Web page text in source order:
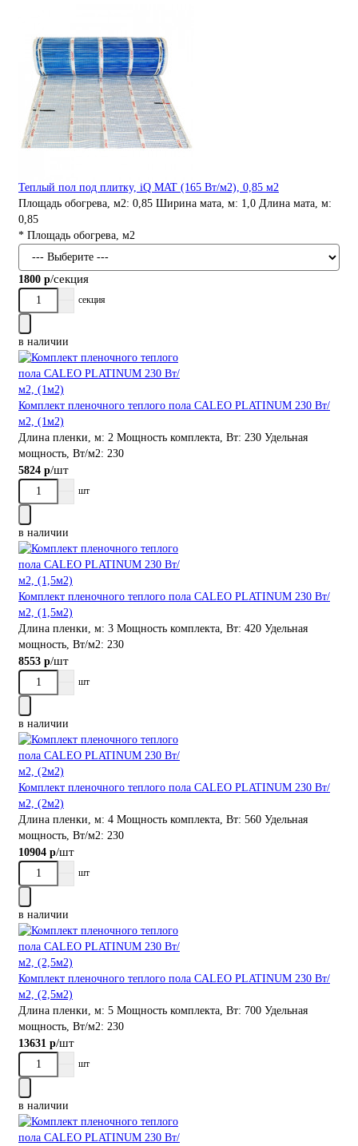
Теплый пол под плитку, iQ MAT (165 Вт/м2), 0,85 м2
Площадь обогрева, м2: 0,85 Ширина мата, м: 1,0 Длина мата, м:
0,85
* Площадь обогрева, м2
1800 р/секция
секция
в наличии
Комплект пленочного теплого пола CALEO PLATINUM 230 Вт/
м2, (1м2)
Длина пленки, м: 2 Мощность комплекта, Вт: 230 Удельная
мощность, Вт/м2: 230
5824 р/шт
шт
в наличии
Комплект пленочного теплого пола CALEO PLATINUM 230 Вт/
м2, (1,5м2)
Длина пленки, м: 3 Мощность комплекта, Вт: 420 Удельная
мощность, Вт/м2: 230
8553 р/шт
шт
в наличии
Комплект пленочного теплого пола CALEO PLATINUM 230 Вт/
м2, (2м2)
Длина пленки, м: 4 Мощность комплекта, Вт: 560 Удельная
мощность, Вт/м2: 230
10904 р/шт
шт
в наличии
Комплект пленочного теплого пола CALEO PLATINUM 230 Вт/
м2, (2,5м2)
Длина пленки, м: 5 Мощность комплекта, Вт: 700 Удельная
мощность, Вт/м2: 230
13631 р/шт
шт
в наличии